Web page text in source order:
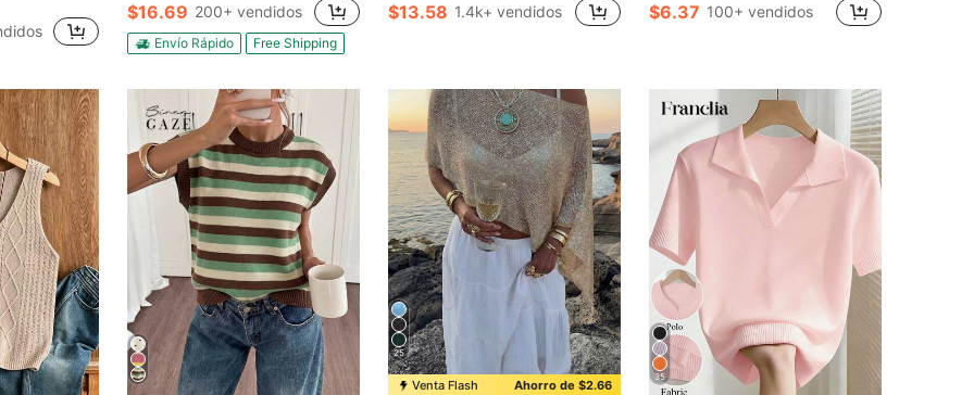
$16.69 200+ vendidos
Envío Rápido Free Shipping
$13.58 1.4k+ vendidos $6.37 100+ vendidos
25
Venta Flash Ahorro de $2.66
35